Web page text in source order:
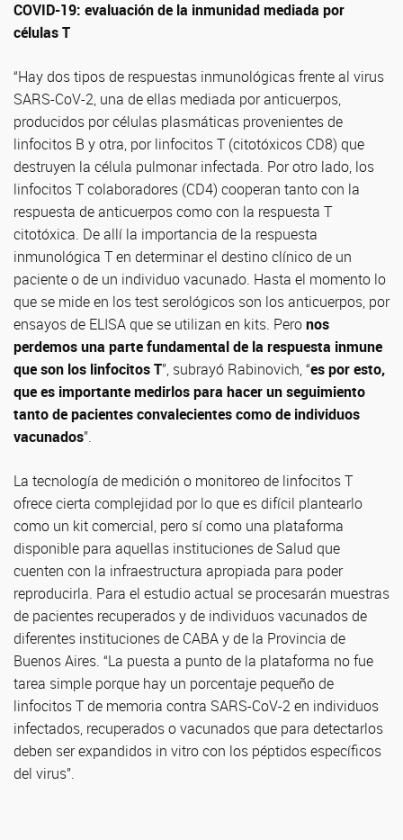
COVID-19: evaluación de la inmunidad mediada por
células T
“Hay dos tipos de respuestas inmunológicas frente al virus
SARS-CoV-2, una de ellas mediada por anticuerpos,
producidos por células plasmáticas provenientes de
linfocitos B y otra, por linfocitos T (citotóxicos CD8) que
destruyen la célula pulmonar infectada. Por otro lado, los
linfocitos T colaboradores (CD4) cooperan tanto con la
respuesta de anticuerpos como con la respuesta T
citotóxica. De allí la importancia de la respuesta
inmunológica T en determinar el destino clínico de un
paciente o de un individuo vacunado. Hasta el momento lo
que se mide en los test serológicos son los anticuerpos, por
ensayos de ELISA que se utilizan en kits. Peronos
perdemos una parte fundamental de la respuesta inmune
que son los linfocitos T”, subrayó Rabinovich, “es por esto,
que es importante medirlos para hacer un seguimiento
tanto de pacientes convalecientes como de individuos
vacunados”.
La tecnología de medición o monitoreo de linfocitos T
ofrece cierta complejidad por lo que es difícil plantearlo
como un kit comercial, pero sí como una plataforma
disponible para aquellas instituciones de Salud que
cuenten con la infraestructura apropiada para poder
reproducirla. Para el estudio actual se procesarán muestras
de pacientes recuperados y de individuos vacunados de
diferentes instituciones de CABA y de la Provincia de
Buenos Aires. “La puesta a punto de la plataforma no fue
tarea simple porque hay un porcentaje pequeño de
linfocitos T de memoria contra SARS-CoV-2 en individuos
infectados, recuperados o vacunados que para detectarlos
deben ser expandidos in vitro con los péptidos específicos
del virus”.